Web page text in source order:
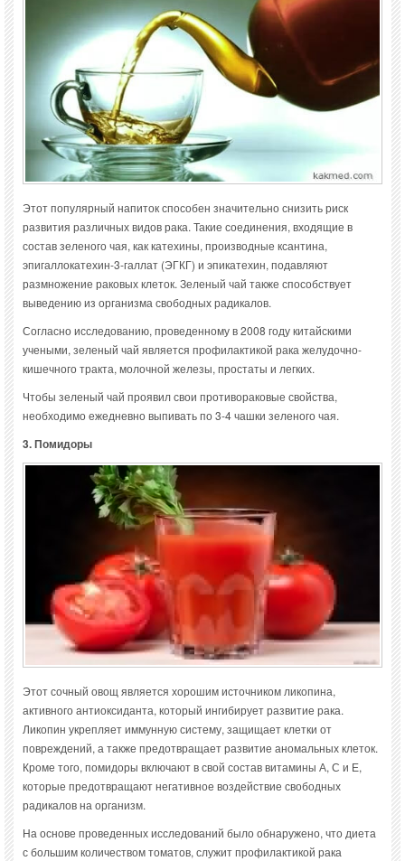
Этот популярный напиток способен значительно снизить риск
развития различных видов рака. Такие соединения, входящие в
состав зеленого чая, как катехины, производные ксантина,
эпигаллокатехин-3-галлат (ЭГКГ) и эпикатехин, подавляют
размножение раковых клеток. Зеленый чай также способствует
выведению из организма свободных радикалов.
Согласно исследованию, проведенному в 2008 году китайскими
учеными, зеленый чай является профилактикой рака желудочно-
кишечного тракта, молочной железы, простаты и легких.
Чтобы зеленый чай проявил свои противораковые свойства,
необходимо ежедневно выпивать по 3-4 чашки зеленого чая.
3. Помидоры
Этот сочный овощ является хорошим источником ликопина,
активного антиоксиданта, который ингибирует развитие рака.
Ликопин укрепляет иммунную систему, защищает клетки от
повреждений, а также предотвращает развитие аномальных клеток.
Кроме того, помидоры включают в свой состав витамины А, С и Е,
которые предотвращают негативное воздействие свободных
радикалов на организм.
На основе проведенных исследований было обнаружено, что диета
с большим количеством томатов, служит профилактикой рака